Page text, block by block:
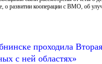
о развитии кооперации с ВМО, об
проходила
с ней областях»